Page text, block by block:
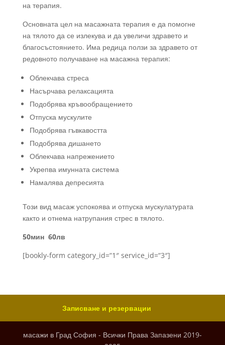
на терапия.
Основната цел на масажната терапия е да помогне
на тялото да се излекува и да увеличи здравето и
благосъстоянието. Има редица ползи за здравето от
редовното получаване на масажна терапия:
Облекчава стреса
Насърчава релаксацията
Подобрява кръвообращението
Отпуска мускулите
Подобрява гъвкавостта
Подобрява дишането
Облекчава напрежението
Укрепва имунната система
Намалява депресията
Този вид масаж успокоява и отпуска мускулатурата
както и отнема натрупания стрес в тялото.
50мин 60лв
[bookly-form category_id=“1″ service_id=“3″]
Записване и резервации
масажи в Град София - Всички Права Запазени 2019-